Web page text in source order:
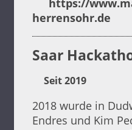
https://
herrensohr.de
Saar
Seit 2019
2018 wurde in
Endres und Kim